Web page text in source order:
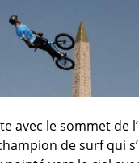
avec le sommet de
de surf qui